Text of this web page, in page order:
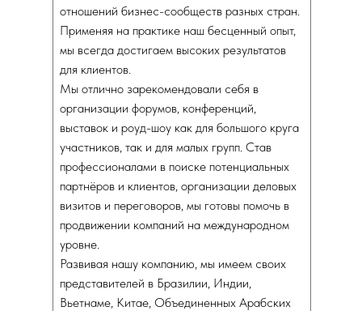
отношений бизнес-сообществ разных стран.
Применяя на практике наш бесценный опыт,
мы всегда достигаем высоких результатов
для клиентов.
Мы отлично зарекомендовали себя в
организации форумов, конференций,
выставок и роуд-шоу как для большого круга
участников, так и для малых групп. Став
профессионалами в поиске потенциальных
партнёров и клиентов, организации деловых
визитов и переговоров, мы готовы помочь в
продвижении компаний на международном
уровне.
Развивая нашу компанию, мы имеем своих
представителей в Бразилии, Индии,
Вьетнаме, Китае, Объединенных Арабских